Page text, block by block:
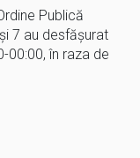
Publică
7 au desfășurat
00:00, în raza de